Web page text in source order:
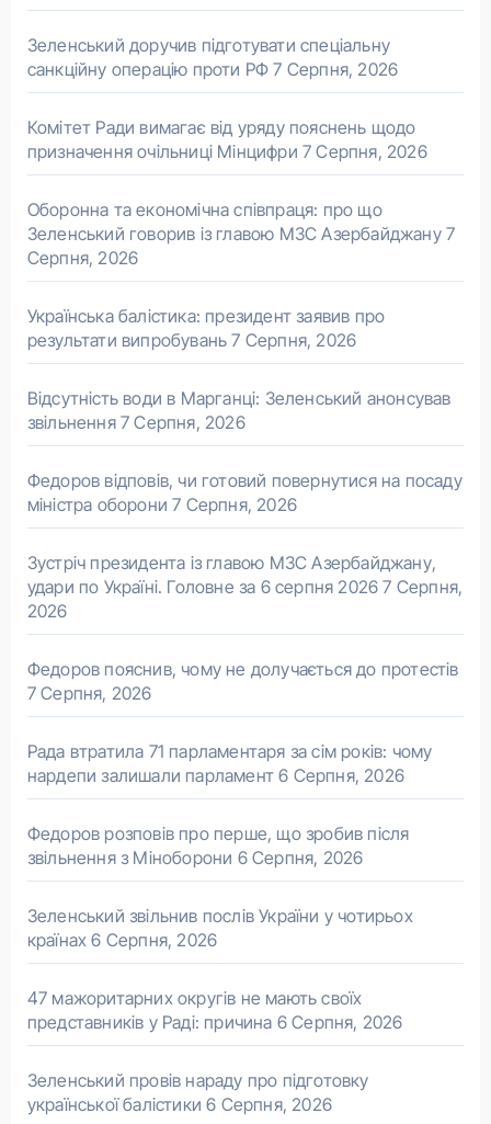
Зеленський доручив підготувати спеціальну
санкційну операцію проти РФ 7 Серпня, 2026
Комітет Ради вимагає від уряду пояснень щодо
призначення очільниці Мінцифри 7 Серпня, 2026
Оборонна та економічна співпраця: про що
Зеленський говорив із главою МЗС Азербайджану 7
Серпня, 2026
Українська балістика: президент заявив про
результати випробувань 7 Серпня, 2026
Відсутність води в Марганці: Зеленський анонсував
звільнення 7 Серпня, 2026
Федоров відповів, чи готовий повернутися на посаду
міністра оборони 7 Серпня, 2026
Зустріч президента із главою МЗС Азербайджану,
удари по Україні. Головне за 6 серпня 2026 7 Серпня,
2026
Федоров пояснив, чому не долучається до протестів
7 Серпня, 2026
Рада втратила 71 парламентаря за сім років: чому
нардепи залишали парламент 6 Серпня, 2026
Федоров розповів про перше, що зробив після
звільнення з Міноборони 6 Серпня, 2026
Зеленський звільнив послів України у чотирьох
країнах 6 Серпня, 2026
47 мажоритарних округів не мають своїх
представників у Раді: причина 6 Серпня, 2026
Зеленський провів нараду про підготовку
української балістики 6 Серпня, 2026